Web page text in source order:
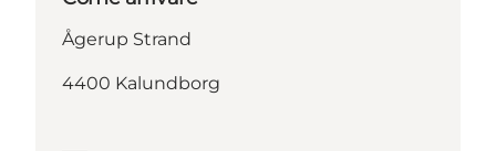
Ågerup Strand
4400 Kalundborg